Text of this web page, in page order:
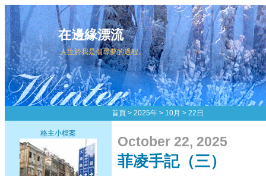
在邊緣漂流
人生於我是個尋夢的過程。
首頁 > 2025年 > 10月 > 22日
格主小檔案
October 22, 2025
菲凌手記（三）